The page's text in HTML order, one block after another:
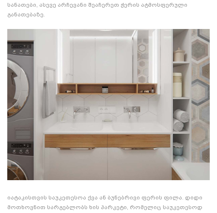
სანათები, ასევე არჩევანი შეაჩერეთ ჭერის ატმოსფერული
განათებაზე.
იატაკისთვის საუკეთესოა ქვა ან ბუნებრივი ფერის ფილა. დიდი
მოთხოვნით სარგებლობს ხის პარკეტი, რომელიც საუკეთესოდ